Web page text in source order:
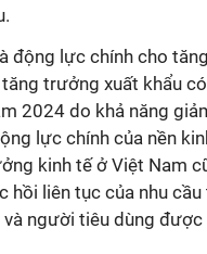
động lực chính cho
trưởng xuất khẩu
2024 do khả năng
lực chính của nền
kinh tế ở Việt Nam
hồi liên tục của nhu
người tiêu dùng được